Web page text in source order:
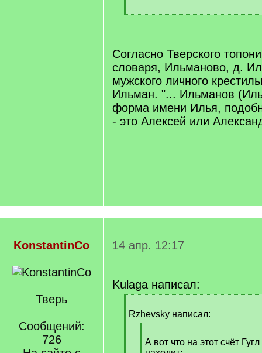
[
Согласно Тверского
словаря, Ильманово, д.
мужского личного
Ильман. "... Ильманов
форма имени Илья,
- это Алексей или
KonstantinCo
Тверь
Сообщений:
726
14 апр. 12:17
Kulaga написал:
q
Rzhevsky написал:
q
А вот что на этот счёт